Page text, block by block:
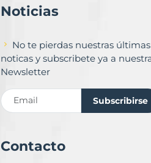
Noticias
No te pierdas nuestras últimas
noticas y subscribete ya a
Newsletter
Subscribirse
Contacto